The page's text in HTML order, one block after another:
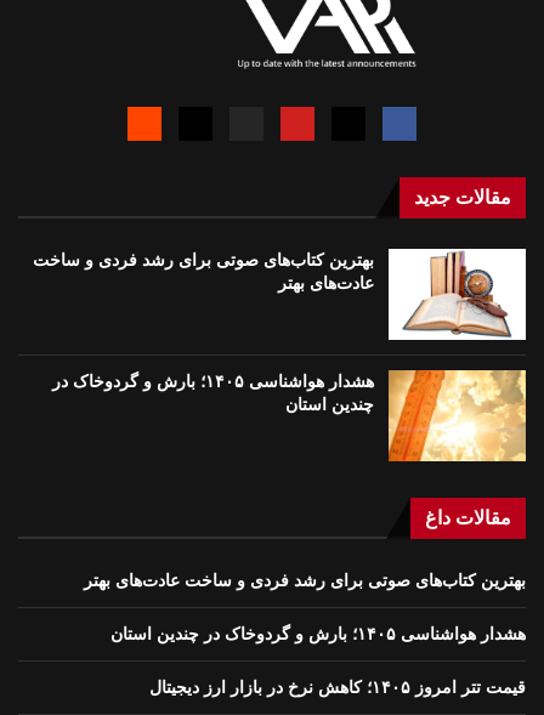
مقالات جدید
بهترین کتاب‌های صوتی برای رشد فردی و ساخت
عادت‌های بهتر
هشدار هواشناسی ۱۴۰۵؛ بارش و گردوخاک در
چندین استان
مقالات داغ
بهترین کتاب‌های صوتی برای رشد فردی و ساخت عادت‌های بهتر
هشدار هواشناسی ۱۴۰۵؛ بارش و گردوخاک در چندین استان
قیمت تتر امروز ۱۴۰۵؛ کاهش نرخ در بازار ارز دیجیتال